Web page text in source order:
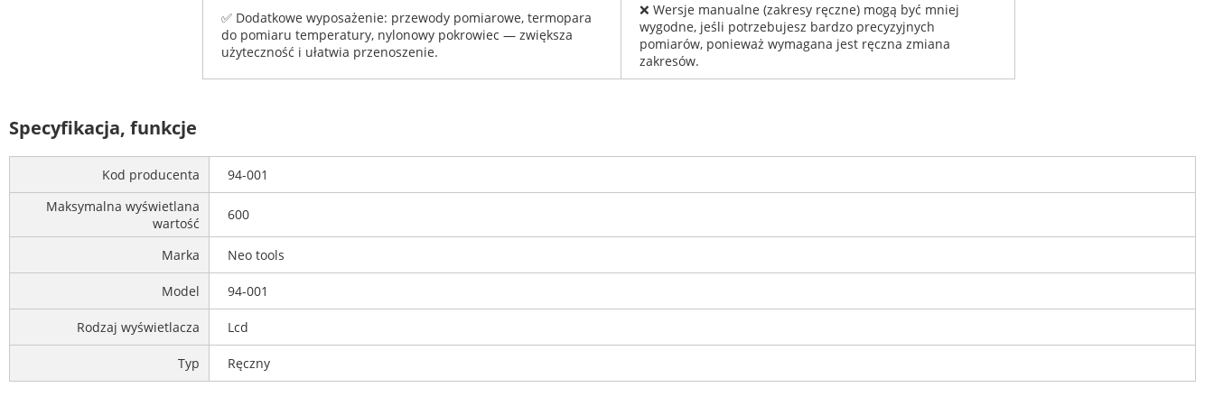
✅ Dodatkowe wyposażenie: przewody pomiarowe, termopara
do pomiaru temperatury, nylonowy pokrowiec — zwiększa
użyteczność i ułatwia przenoszenie.
❌ Wersje manualne (zakresy ręczne) mogą być mniej
wygodne, jeśli potrzebujesz bardzo precyzyjnych
pomiarów, ponieważ wymagana jest ręczna zmiana
zakresów.
Specyfikacja, funkcje
Kod producenta
94-001
Maksymalna wyświetlana
wartość
600
Marka Neo tools
Model 94-001
Rodzaj wyświetlacza Lcd
Typ Ręczny